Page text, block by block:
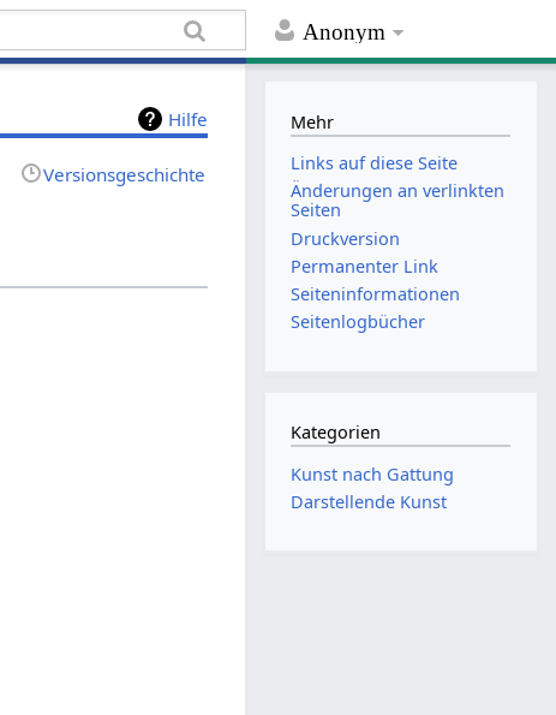
Anonym
Hilfe
Versionsgeschichte
Mehr
Links auf diese Seite
Änderungen an verlinkten
Seiten
Druckversion
Permanenter Link
Seiten­informationen
Seitenlogbücher
Kategorien
Kunst nach Gattung
Darstellende Kunst